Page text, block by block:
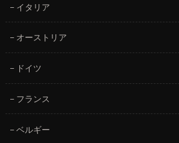
イタリア
オーストリア
ドイツ
フランス
ベルギー